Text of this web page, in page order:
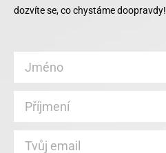
dozvíte se, co chystáme doopravdy!